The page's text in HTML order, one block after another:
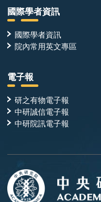
國際學者資訊
國際學者資訊
院內常用英文專區
電子報
研之有物電子報
中研誠信電子報
中研院訊電子報